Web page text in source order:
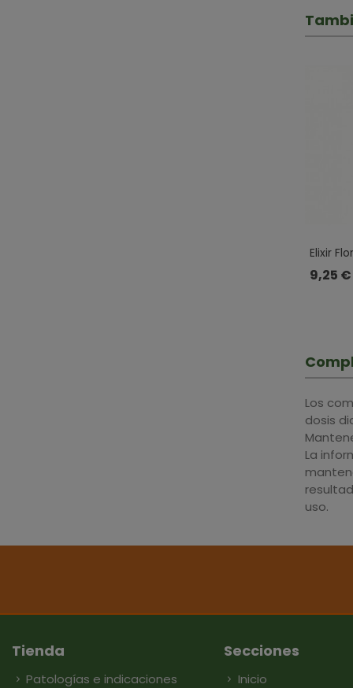
Elixir
Roca ·
9,25 €
Los
dosis
La
uso.
Tienda
Patologías e indicaciones
Secciones
Inicio